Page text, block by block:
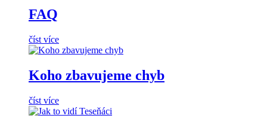
FAQ
číst více
Koho zbavujeme chyb
číst více